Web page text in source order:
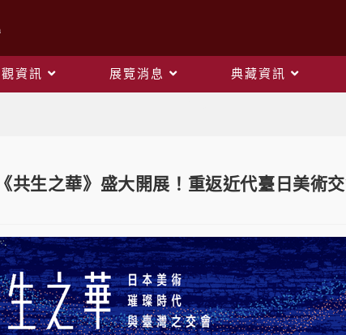
資訊 展覽消息 典藏資訊
共生之華》盛大開展！重返近代臺日美術